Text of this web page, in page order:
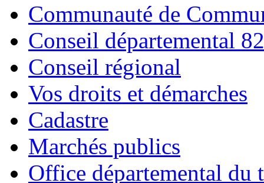
Communauté de
Conseil départemental 82
Conseil régional
Vos droits et démarches
Cadastre
Marchés publics
Office départemental du